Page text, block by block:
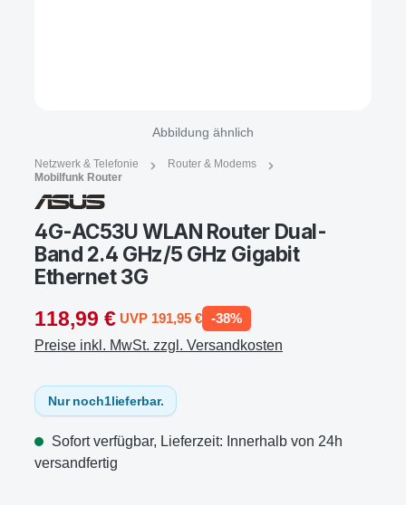
Abbildung ähnlich
Netzwerk & Telefonie
Router & Modems
Mobilfunk Router
4G-AC53U WLAN Router Dual-
Band 2.4 GHz/5 GHz Gigabit
Ethernet 3G
118,99 € UVP 191,95 € -38%
Preise inkl. MwSt. zzgl. Versandkosten
Nur noch1lieferbar.
Sofort verfügbar, Lieferzeit: Innerhalb von 24h
versandfertig